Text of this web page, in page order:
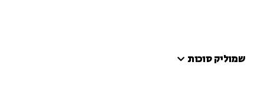
שמוליק סוכות